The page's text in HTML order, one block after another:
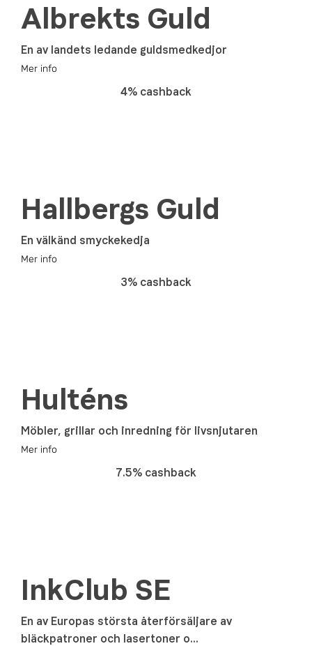
Albrekts Guld
En av landets ledande guldsmedkedjor
Mer info
4% cashback
Hallbergs Guld
En välkänd smyckekedja
Mer info
3% cashback
Hulténs
Möbler, grillar och inredning för livsnjutaren
Mer info
7.5% cashback
InkClub SE
En av Europas största återförsäljare av
bläckpatroner och lasertoner o...